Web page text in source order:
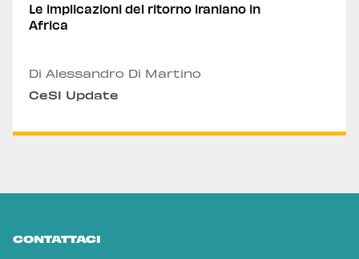
Le implicazioni del ritorno iraniano in
Africa
Di Alessandro Di Martino
CeSI Update
CONTATTACI